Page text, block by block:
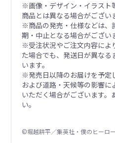
※画像・デザイン・イラスト
商品とは異なる場合がござい
※商品の発売・仕様などは、
期・中止となる場合がござい
※受注状況やご注文内容によ
た場合でも、発送日が異な
います。
※発売日以降のお届けを予定
および道路・天候等の影響
いただく場合がございます。
い。
©堀越耕平／集英社・僕のヒーロ